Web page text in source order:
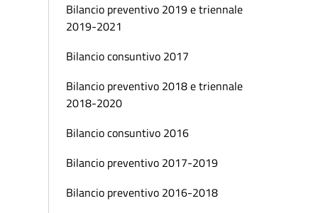
Bilancio preventivo 2019 e triennale
2019-2021
Bilancio consuntivo 2017
Bilancio preventivo 2018 e triennale
2018-2020
Bilancio consuntivo 2016
Bilancio preventivo 2017-2019
Bilancio preventivo 2016-2018